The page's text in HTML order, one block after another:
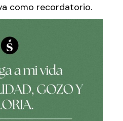
como recordatorio.